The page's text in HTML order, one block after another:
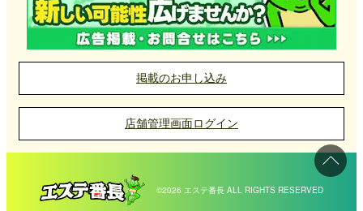
米子 島根県
松江
神奈川県 千葉県
埼玉県
兵庫県 滋賀県
奈良県 和歌山県
愛知県 岐阜県
北海道・東北
北海道 岩手県
秋田県 青森県
福島県
九州・沖縄
福岡県 大分県
長崎県 宮崎県
熊本県 鹿児島県
北陸・甲信越
福井県 新潟県
四国
愛媛県 香川県
掲載のお申し込み
店舗管理画面ログイン
©2026 エステ番長 ALL RIGHTS RESERVED